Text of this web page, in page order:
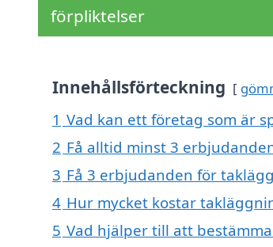
förpliktelser
Innehållsförteckning
1 Vad kan ett företag som är
2 Få alltid minst 3
3 Få 3 erbjudanden för
4 Hur mycket kostar
5 Vad hjälper till att